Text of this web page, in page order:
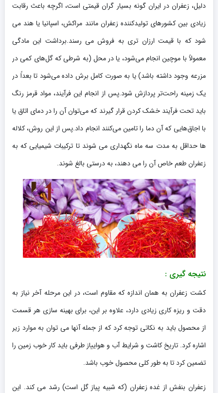
دلیل، زعفران در ایران گونه بسیار گران قیمتی است، اگرچه باعث رقابت
زیادی بین کشورهای تولیدکننده زعفران مانند مراکش، اسپانیا یا هند می
شود که با قیمت ارزان تری به فروش می رسند.برداشت این مادگی
معمولاً با موچین انجام می‌شود، یا در محل (به شرطی که گل‌های کمی در
مزرعه وجود داشته باشد) یا به صورت کامل برش داده می‌شود تا بعداً در
یک زمینه راحت‌تر پردازش شود.پس از انجام این فرآیند، مواد قرمز رنگ
باید تحت فرآیند خشک کردن قرار گیرند که می‌توان آن را در دمای اتاق یا
با اجاق‌هایی که آن دما را تامین می‌کنند انجام داد.پس از این روش، کلاله
ها حداقل به مدت سه ماه نگهداری می شوند تا ترکیبات شیمیایی که به
زعفران طعم خاص آن را می دهند، به درستی بالغ شوند.
نتیجه گیری :
کشت زعفران به همان اندازه که مقاوم است، در این مرحله آخر نیاز به
دقت و ریزه کاری زیادی دارد، علاوه بر این، برای بهینه سازی هر قسمت
از محصول باید به نکاتی توجه کرد که از جمله آنها می توان به موارد زیر
اشاره کرد. تاریخ کاشت و شرایط آب و هواییاز طرفی باید کار خوب زمین را
تضمین کرد تا به طور کلی محصول خوب باشد.
زعفران بنفش از غده زعفران (که شبیه پیاز گل است) رشد می کند. این